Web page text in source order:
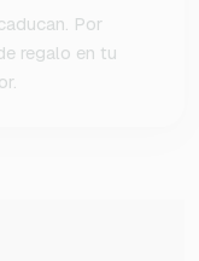
Por
regalo en tu